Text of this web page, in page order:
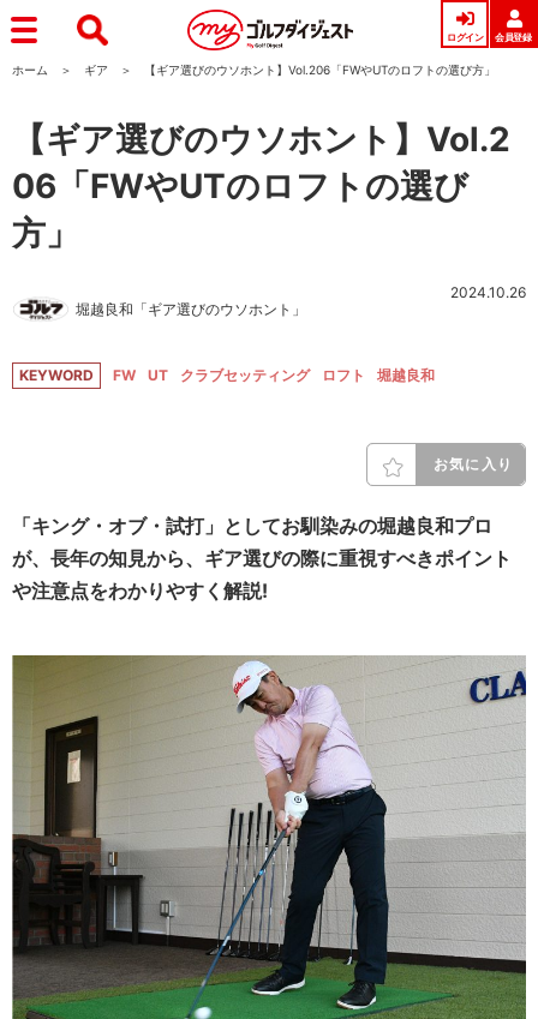
ログイン 会員登録
ホーム ギア 【ギア選びのウソホント】Vol.206「FWやUTのロフトの選び方」
【ギア選びのウソホント】Vol.2
06「FWやUTのロフトの選び
方」
堀越良和「ギア選びのウソホント」
2024.10.26
KEYWORD FW UT クラブセッティング ロフト 堀越良和
お気に入り
「キング・オブ・試打」としてお馴染みの堀越良和プロ
が、長年の知見から、ギア選びの際に重視すべきポイント
や注意点をわかりやすく解説!